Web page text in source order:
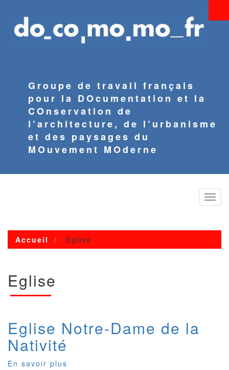
contenu
principal
Groupe de travail français
pour la DOcumentation et la
COnservation de
l’architecture, de l’urbanisme
et des paysages du
MOuvement MOderne
Toggle
Accueil Eglise
Eglise
Eglise Notre-Dame de la
Nativité
En savoir plus